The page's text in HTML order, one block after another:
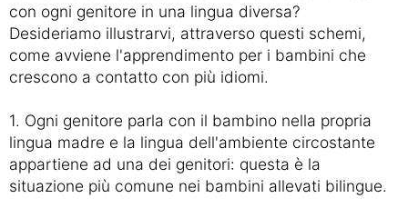
con ogni genitore in una lingua diversa?
Desideriamo illustrarvi, attraverso questi schemi,
come avviene l'apprendimento per i bambini che
crescono a contatto con più idiomi.
1. Ogni genitore parla con il bambino nella propria
lingua madre e la lingua dell'ambiente circostante
appartiene ad una dei genitori: questa è la
situazione più comune nei bambini allevati bilingue.